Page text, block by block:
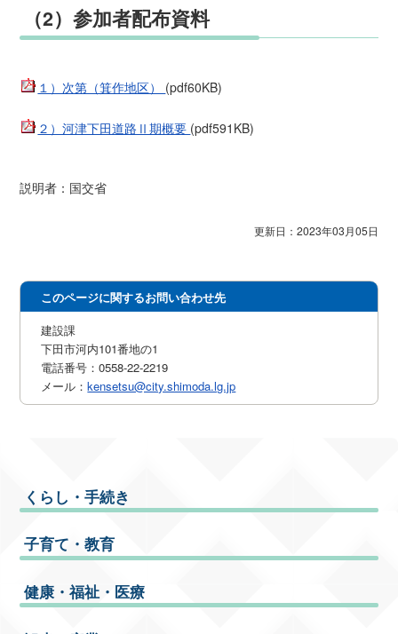
（2）参加者配布資料
１）次第（箕作地区） (pdf60KB)
２）河津下田道路Ⅱ期概要 (pdf591KB)
説明者：国交省
更新日：2023年03月05日
このページに関するお問い合わせ先
建設課
下田市河内101番地の1
電話番号：0558-22-2219
メール：kensetsu@city.shimoda.lg.jp
くらし・手続き
子育て・教育
健康・福祉・医療